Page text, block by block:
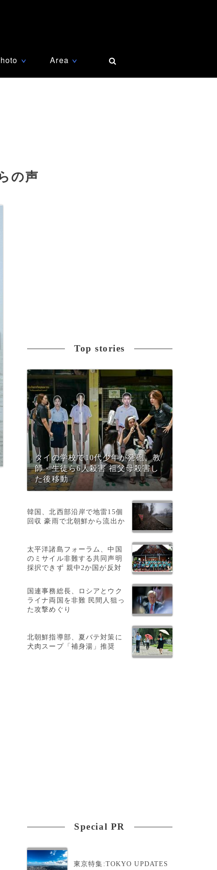
∨ Area ∨
の声
Top stories
タイの学校で10代少年が発砲、教
師・生徒ら6人殺害 祖父母殺害し
た後移動
韓国、北西部沿岸で地雷15個
回収 豪雨で北朝鮮から流出か
太平洋諸島フォーラム、中国
のミサイル非難する共同声明
採択できず 親中2か国が反対
国連事務総長、ロシアとウク
ライナ両国を非難 民間人狙っ
た攻撃めぐり
北朝鮮指導部、夏バテ対策に
犬肉スープ「補身湯」推奨
Special PR
東京特集:TOKYO UPDATES